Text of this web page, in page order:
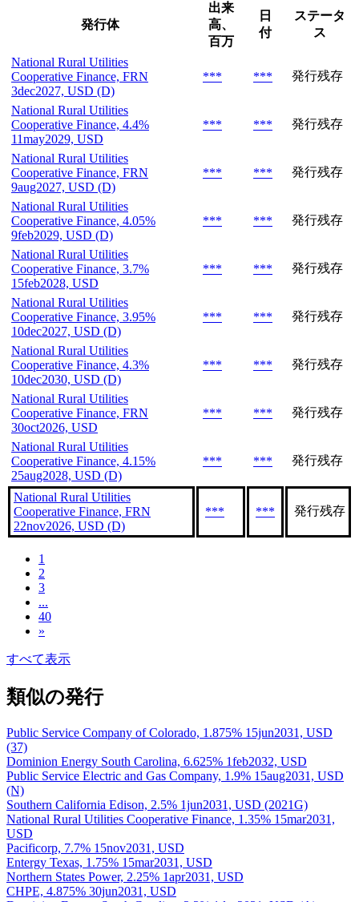
発行体
出来
高、
百万
日
付
ステータ
ス
National Rural Utilities
Cooperative Finance, FRN
3dec2027, USD (D)
*** *** 発行残存
National Rural Utilities
Cooperative Finance, 4.4%
11may2029, USD
*** *** 発行残存
National Rural Utilities
Cooperative Finance, FRN
9aug2027, USD (D)
*** *** 発行残存
National Rural Utilities
Cooperative Finance, 4.05%
9feb2029, USD (D)
*** *** 発行残存
National Rural Utilities
Cooperative Finance, 3.7%
15feb2028, USD
*** *** 発行残存
National Rural Utilities
Cooperative Finance, 3.95%
10dec2027, USD (D)
*** *** 発行残存
National Rural Utilities
Cooperative Finance, 4.3%
10dec2030, USD (D)
*** *** 発行残存
National Rural Utilities
Cooperative Finance, FRN
30oct2026, USD
*** *** 発行残存
National Rural Utilities
Cooperative Finance, 4.15%
25aug2028, USD (D)
*** *** 発行残存
National Rural Utilities
Cooperative Finance, FRN
22nov2026, USD (D)
*** *** 発行残存
1
2
3
...
40
»
すべて表示
類似の発行
Public Service Company of Colorado, 1.875% 15jun2031, USD
(37)
Dominion Energy South Carolina, 6.625% 1feb2032, USD
Public Service Electric and Gas Company, 1.9% 15aug2031, USD
(N)
Southern California Edison, 2.5% 1jun2031, USD (2021G)
National Rural Utilities Cooperative Finance, 1.35% 15mar2031,
USD
Pacificorp, 7.7% 15nov2031, USD
Entergy Texas, 1.75% 15mar2031, USD
Northern States Power, 2.25% 1apr2031, USD
CHPE, 4.875% 30jun2031, USD